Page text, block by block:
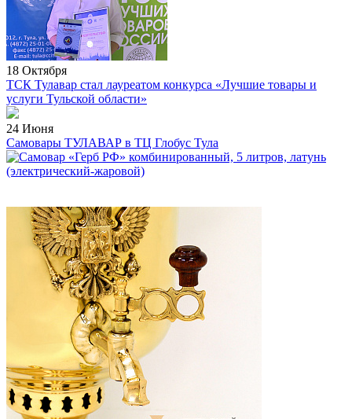
18 Октября
ТСК Тулавар стал лауреатом конкурса «Лучшие товары и
услуги Тульской области»
24 Июня
Самовары ТУЛАВАР в ТЦ Глобус Тула